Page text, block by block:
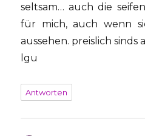
seltsam… auch die
für mich, auch wenn
aussehen. preislich
lgu
Antworten